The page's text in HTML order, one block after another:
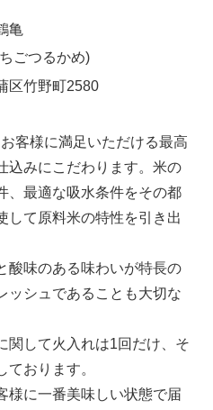
亀
ごつるかめ)
区竹野町2580
客様に満足いただける最高
込みにこだわります。米の
、最適な吸水条件をその都
して原料米の特性を引き出
酸味のある味わいが特長の
ッシュであることも大切な
関して火入れは1回だけ、そ
おります。
様に一番美味しい状態で届